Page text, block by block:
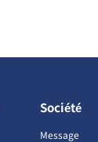
Société
Message